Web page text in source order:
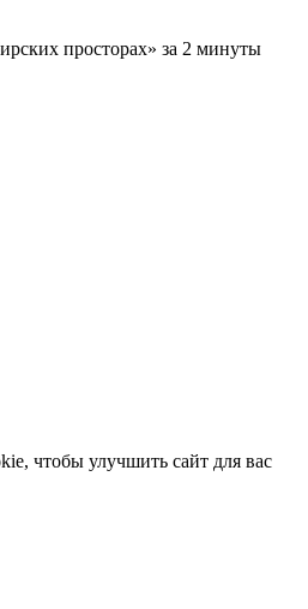
просторах» за 2 минуты
чтобы улучшить сайт для вас